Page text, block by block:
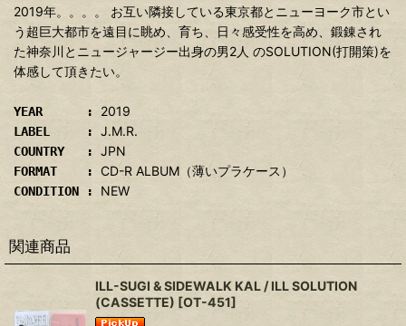
2019年。。。。 お互い隣接している東京都とニューヨーク市とい
う超巨大都市を遠目に眺め、育ち、日々感受性を高め、鍛錬され
た神奈川とニュージャージー出身の男2人 のSOLUTION(打開策)を
体感して頂きたい。
YEAR : 2019
LABEL : J.M.R.
COUNTRY : JPN
FORMAT : CD-R ALBUM（薄いプラケース）
CONDITION : NEW
関連商品
ILL-SUGI & SIDEWALK KAL / ILL SOLUTION
(CASSETTE) [OT-451]